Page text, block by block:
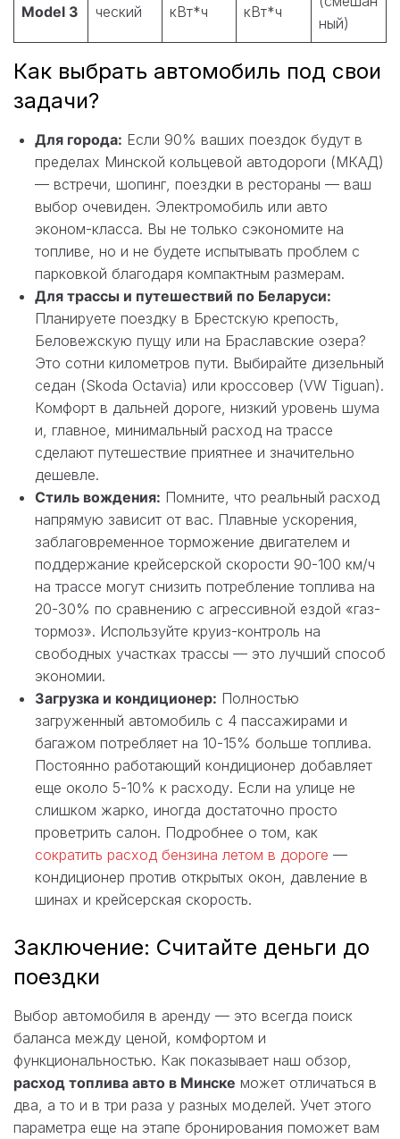
Model 3 ческий кВт*ч кВт*ч
ный)
Как выбрать автомобиль под свои
задачи?
Для города: Если 90% ваших поездок будут в
пределах Минской кольцевой автодороги (МКАД)
— встречи, шопинг, поездки в рестораны — ваш
выбор очевиден. Электромобиль или авто
эконом-класса. Вы не только сэкономите на
топливе, но и не будете испытывать проблем с
парковкой благодаря компактным размерам.
Для трассы и путешествий по Беларуси:
Планируете поездку в Брестскую крепость,
Беловежскую пущу или на Браславские озера?
Это сотни километров пути. Выбирайте дизельный
седан (Skoda Octavia) или кроссовер (VW Tiguan).
Комфорт в дальней дороге, низкий уровень шума
и, главное, минимальный расход на трассе
сделают путешествие приятнее и значительно
дешевле.
Стиль вождения: Помните, что реальный расход
напрямую зависит от вас. Плавные ускорения,
заблаговременное торможение двигателем и
поддержание крейсерской скорости 90-100 км/ч
на трассе могут снизить потребление топлива на
20-30% по сравнению с агрессивной ездой «газ-
тормоз». Используйте круиз-контроль на
свободных участках трассы — это лучший способ
экономии.
Загрузка и кондиционер: Полностью
загруженный автомобиль с 4 пассажирами и
багажом потребляет на 10-15% больше топлива.
Постоянно работающий кондиционер добавляет
еще около 5-10% к расходу. Если на улице не
слишком жарко, иногда достаточно просто
проветрить салон. Подробнее о том, как
сократить расход бензина летом в дороге —
кондиционер против открытых окон, давление в
шинах и крейсерская скорость.
Заключение: Считайте деньги до
поездки
Выбор автомобиля в аренду — это всегда поиск
баланса между ценой, комфортом и
функциональностью. Как показывает наш обзор,
расход топлива авто в Минске может отличаться в
два, а то и в три раза у разных моделей. Учет этого
параметра еще на этапе бронирования поможет вам